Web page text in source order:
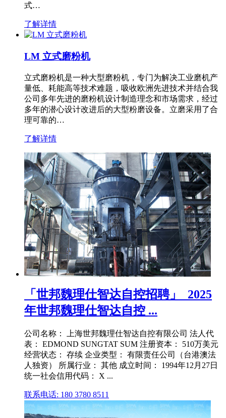
式…
了解详情
LM 立式磨粉机
立式磨粉机是一种大型磨粉机，专门为解决工业磨机产
量低、耗能高等技术难题，吸收欧洲先进技术并结合我
公司多年先进的磨粉机设计制造理念和市场需求，经过
多年的潜心设计改进后的大型粉磨设备。立磨采用了合
理可靠的…
了解详情
「世邦魏理仕智达自控招聘」_2025
年世邦魏理仕智达自控 ...
公司名称： 上海世邦魏理仕智达自控有限公司 法人代
表： EDMOND SUNGTAT SUM 注册资本： 510万美元
经营状态： 存续 企业类型： 有限责任公司（台港澳法
人独资） 所属行业： 其他 成立时间： 1994年12月27日
统一社会信用代码： X ...
联系电话: 180 3780 8511